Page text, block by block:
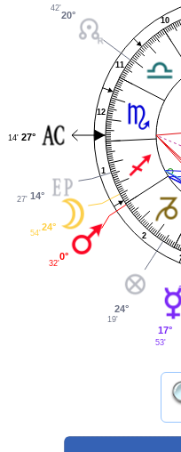
1
2
10
11
12
20°
42'
27°
14'
14°
27'
24°
54'
0°
32'
24°
19'
17°
53'